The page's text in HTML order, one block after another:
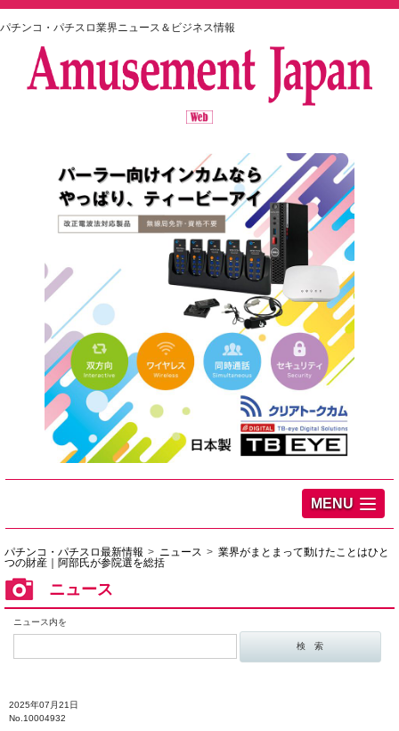
パチンコ・パチスロ業界ニュース＆ビジネス情報
MENU
パチンコ・パチスロ最新情報 ニュース
業界がまとまって動けたことはひと
つの財産｜阿部氏が参院選を総括
ニュース
ニュース内を
2025年07月21日
No.10004932